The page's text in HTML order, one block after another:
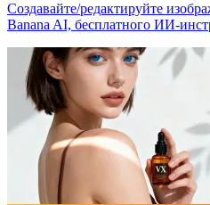
Создавайте/редактируйте
Banana AI, бесплатного ИИ-